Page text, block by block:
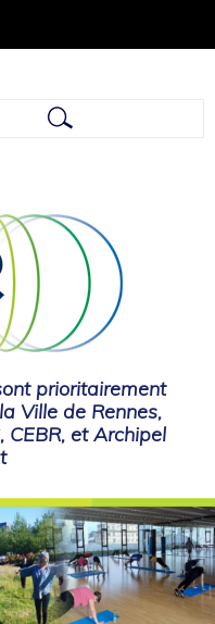
prioritairement
Ville de Rennes,
CEBR, et Archipel